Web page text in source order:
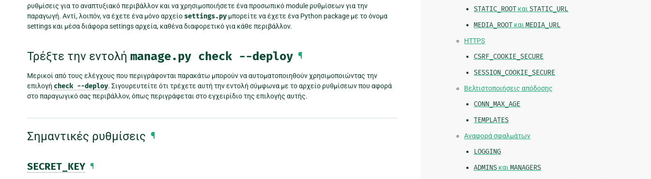
ρυθμίσεις για το αναπτυξιακό περιβάλλον και να χρησιμοποιήσετε ένα προσωπικό module ρυθμίσεων για την
παραγωγή. Αντί, λοιπόν, να έχετε ένα μόνο αρχείο settings.py μπορείτε να έχετε ένα Python package με το όνομα
settings και μέσα διάφορα settings αρχεία, καθένα διαφορετικό για κάθε περιβάλλον.
Τρέξτε την εντολή manage.py check --deploy ¶
Μερικοί από τους ελέγχους που περιγράφονται παρακάτω μπορούν να αυτοματοποιηθούν χρησιμοποιώντας την
επιλογή check --deploy. Σιγουρευτείτε ότι τρέχετε αυτή την εντολή σύμφωνα με το αρχείο ρυθμίσεων που αφορά
στο παραγωγικό σας περιβάλλον, όπως περιγράφεται στο εγχειρίδιο της επιλογής αυτής.
Σημαντικές ρυθμίσεις ¶
SECRET_KEY ¶
STATIC_ROOT καιSTATIC_URL
MEDIA_ROOT καιMEDIA_URL
HTTPS
CSRF_COOKIE_SECURE
SESSION_COOKIE_SECURE
Βελτιστοποιήσεις απόδοσης
CONN_MAX_AGE
TEMPLATES
Αναφορά σφαλμάτων
LOGGING
ADMINS καιMANAGERS